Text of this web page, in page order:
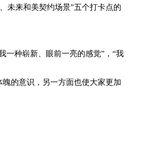
未来和美契约场景”五个打卡点的
一种崭新、眼前一亮的感觉”，“我
的意识，另一方面也使大家更加